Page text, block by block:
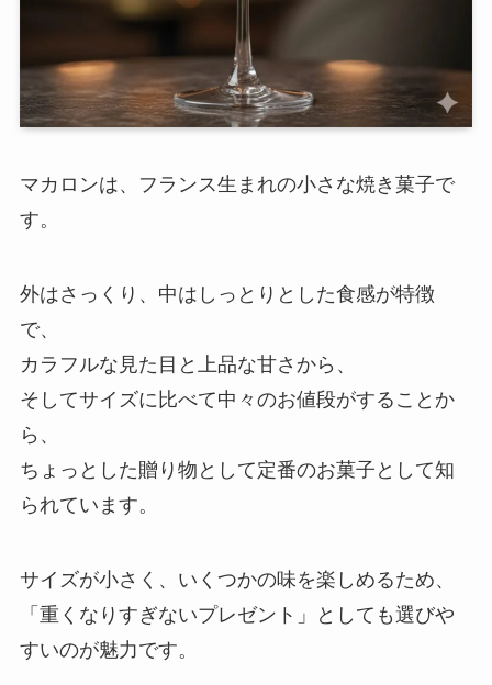
マカロンは、フランス生まれの小さな焼き菓子で
す。
外はさっくり、中はしっとりとした食感が特徴
で、
カラフルな見た目と上品な甘さから、
そしてサイズに比べて中々のお値段がすることか
ら、
ちょっとした贈り物として定番のお菓子として知
られています。
サイズが小さく、いくつかの味を楽しめるため、
「重くなりすぎないプレゼント」としても選びや
すいのが魅力です。